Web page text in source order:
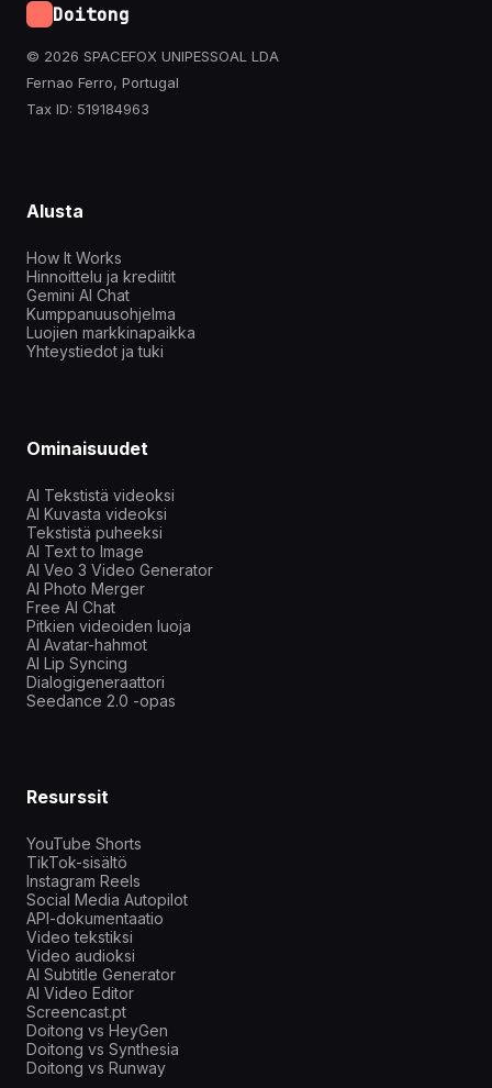
Doitong
© 2026 SPACEFOX UNIPESSOAL LDA
Fernao Ferro, Portugal
Tax ID: 519184963
Alusta
How It Works
Hinnoittelu ja krediitit
Gemini AI Chat
Kumppanuusohjelma
Luojien markkinapaikka
Yhteystiedot ja tuki
Ominaisuudet
AI Tekstistä videoksi
AI Kuvasta videoksi
Tekstistä puheeksi
AI Text to Image
AI Veo 3 Video Generator
AI Photo Merger
Free AI Chat
Pitkien videoiden luoja
AI Avatar-hahmot
AI Lip Syncing
Dialogigeneraattori
Seedance 2.0 -opas
Resurssit
YouTube Shorts
TikTok-sisältö
Instagram Reels
Social Media Autopilot
API-dokumentaatio
Video tekstiksi
Video audioksi
AI Subtitle Generator
AI Video Editor
Screencast.pt
Doitong vs HeyGen
Doitong vs Synthesia
Doitong vs Runway